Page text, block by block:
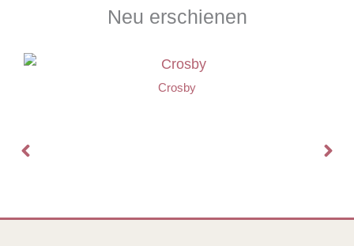
Neu erschienen
Crosby